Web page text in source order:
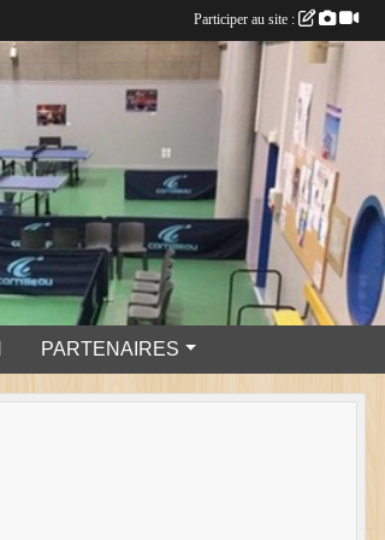
PARTENAIRES
Participer au site :